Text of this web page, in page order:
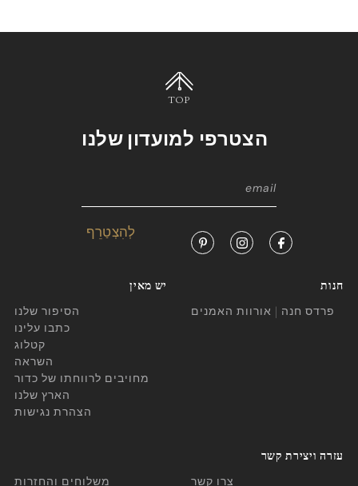
TOP
הצטרפי למועדון שלנו
חנות
פרדס חנה | אורוות האמנים
יש מאין
הסיפור שלנו
כתבו עלינו
קטלוג
השראה
מחויבים לרווחתו של כדור
הארץ שלנו
הצהרת נגישות
עזרה ויצירת קשר
צרו קשר משלוחים והחזרות